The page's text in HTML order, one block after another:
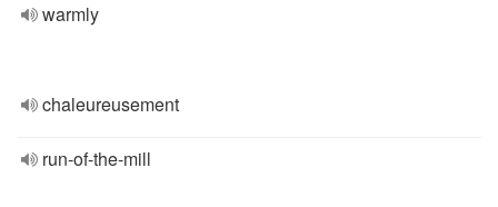
warmly
chaleureusement
run-of-the-mill